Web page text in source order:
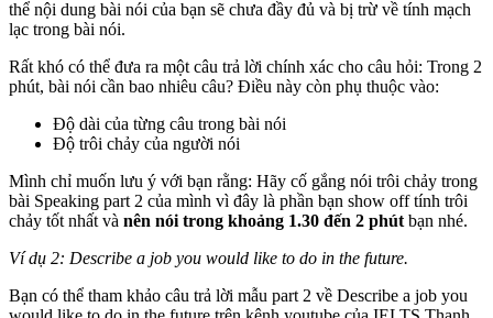
thể nội dung bài nói của bạn sẽ chưa đầy đủ và bị trừ về tính mạch
lạc trong bài nói.
Rất khó có thể đưa ra một câu trả lời chính xác cho câu hỏi: Trong 2
phút, bài nói cần bao nhiêu câu? Điều này còn phụ thuộc vào:
Độ dài của từng câu trong bài nói
Độ trôi chảy của người nói
Mình chỉ muốn lưu ý với bạn rằng: Hãy cố gắng nói trôi chảy trong
bài Speaking part 2 của mình vì đây là phần bạn show off tính trôi
chảy tốt nhất và nên nói trong khoảng 1.30 đến 2 phút bạn nhé.
Ví dụ 2: Describe a job you would like to do in the future.
Bạn có thể tham khảo câu trả lời mẫu part 2 về Describe a job you